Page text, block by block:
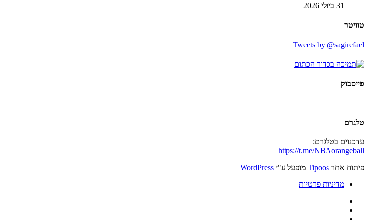
31 ביולי 2026
טוויטר
Tweets by @sagirefael
פייסבוק
טלגרם
עדכנוים בטלגרם:
https://t.me/NBAorangeball
פיתוח אתר Tipoos מופעל ע"י WordPress
מדיניות פרטיות